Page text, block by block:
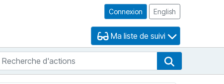
Connexion English
Ma liste de suivi
de FNB
Recherche d'actions